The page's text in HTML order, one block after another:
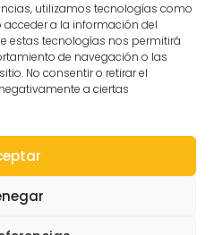
utilizamos tecnologías como
a la información del
estas tecnologías nos permitirá
de navegación o las
No consentir o retirar el
a ciertas